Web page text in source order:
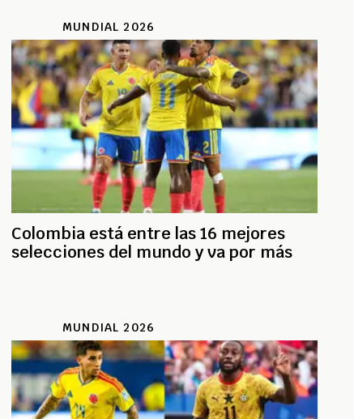
MUNDIAL 2026
Colombia está entre las 16 mejores
selecciones del mundo y va por más
MUNDIAL 2026